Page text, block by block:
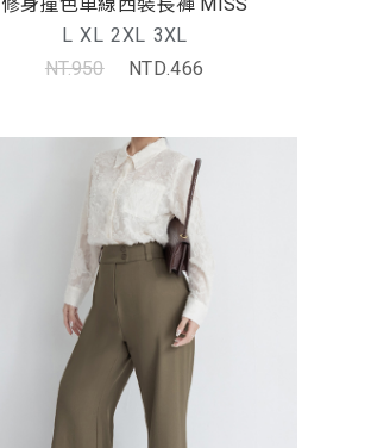
L XL 2XL 3XL
NT.950
NTD.466